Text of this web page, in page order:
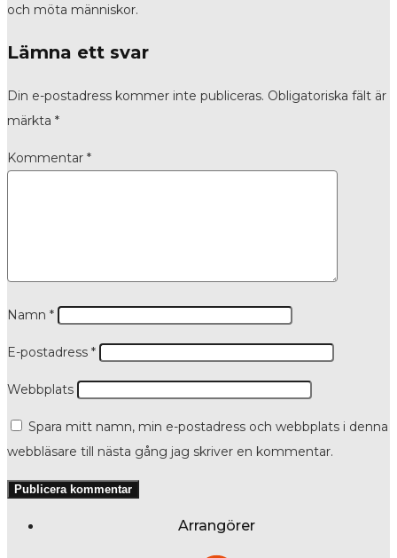
och möta människor.
Lämna ett svar
Din e-postadress kommer inte publiceras. Obligatoriska fält är
märkta *
Kommentar *
Namn *
E-postadress *
Webbplats
Spara mitt namn, min e-postadress och webbplats i denna
webbläsare till nästa gång jag skriver en kommentar.
Arrangörer